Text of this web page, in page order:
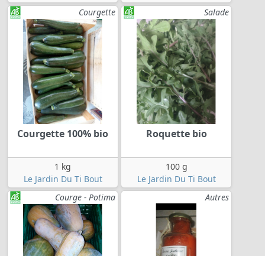
Courgette
Courgette 100% bio
1 kg
Le Jardin Du Ti Bout
Salade
Roquette bio
100 g
Le Jardin Du Ti Bout
Courge - Potima
Autres